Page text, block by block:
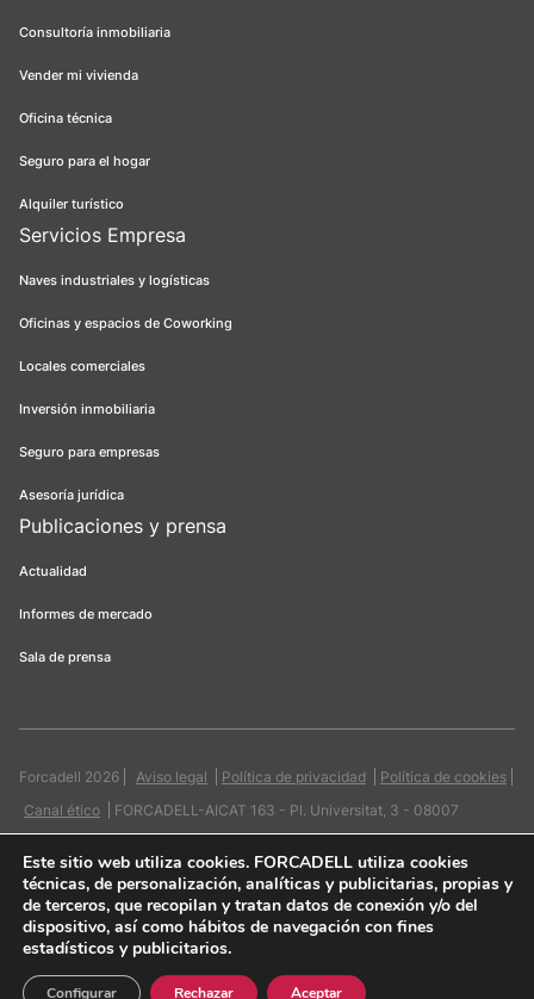
Consultoría inmobiliaria
Vender mi vivienda
Oficina técnica
Seguro para el hogar
Alquiler turístico
Servicios Empresa
Naves industriales y logísticas
Oficinas y espacios de Coworking
Locales comerciales
Inversión inmobiliaria
Seguro para empresas
Asesoría jurídica
Publicaciones y prensa
Actualidad
Informes de mercado
Sala de prensa
Forcadell 2026 Aviso legal Política de privacidad
Política de cookies
Canal ético
FORCADELL-AICAT 163 - Pl. Universitat, 3 - 08007
Quiero contactar
Este sitio web utiliza cookies. FORCADELL utiliza cookies
técnicas, de personalización, analíticas y publicitarias, propias y
de terceros, que recopilan y tratan datos de conexión y/o del
dispositivo, así como hábitos de navegación con fines
estadísticos y publicitarios.
Aceptar
Rechazar
Configurar